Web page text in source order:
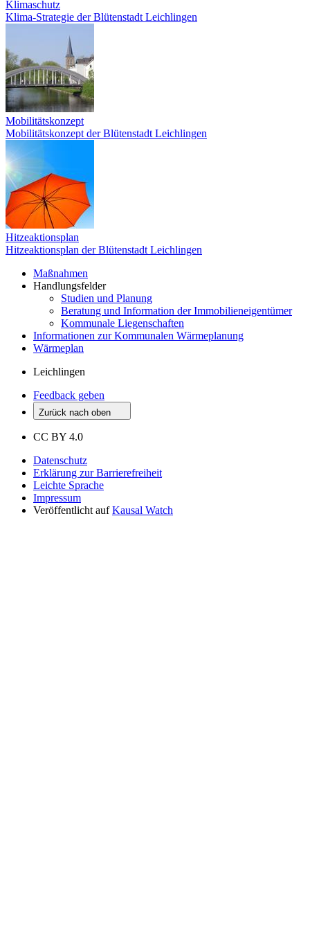
Klimaschutz
Klima-Strategie der Blütenstadt Leichlingen
Mobilitätskonzept
Mobilitätskonzept der Blütenstadt Leichlingen
Hitzeaktionsplan
Hitzeaktionsplan der Blütenstadt Leichlingen
Maßnahmen
Handlungsfelder
Studien und Planung
Beratung und Information der Immobilieneigentümer
Kommunale Liegenschaften
Informationen zur Kommunalen Wärmeplanung
Wärmeplan
Leichlingen
Feedback geben
Zurück nach oben
CC BY 4.0
Datenschutz
Erklärung zur Barrierefreiheit
Leichte Sprache
Impressum
Veröffentlicht auf Kausal Watch